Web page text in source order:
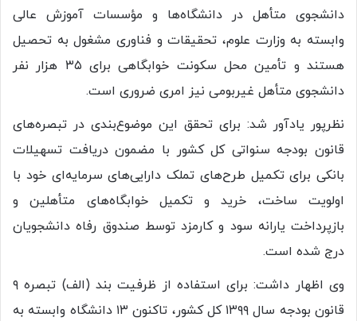
دانشجوی متأهل در دانشگاه‌ها و مؤسسات آموزش عالی
وابسته به وزارت علوم، تحقیقات و فناوری مشغول به تحصیل
هستند و تأمین محل سکونت خوابگاهی برای ۳۵ هزار نفر
دانشجوی متأهل غیربومی نیز امری ضروری است.
نظرپور یادآور شد: برای تحقق این موضوع‌بندی در تبصره‌های
قانون بودجه سنواتی کل کشور با مضمون دریافت تسهیلات
بانکی برای تکمیل طرح‌های تملک دارایی‌های سرمایه‌ای خود با
اولویت ساخت، خرید و تکمیل خوابگاه‌های متأهلین و
بازپرداخت یارانه سود و کارمزد توسط صندوق رفاه دانشجویان
درج شده است.
وی اظهار داشت: برای استفاده از ظرفیت بند (الف) تبصره ۹
قانون بودجه سال ۱۳۹۹ کل کشور، تاکنون ۱۳ دانشگاه وابسته به